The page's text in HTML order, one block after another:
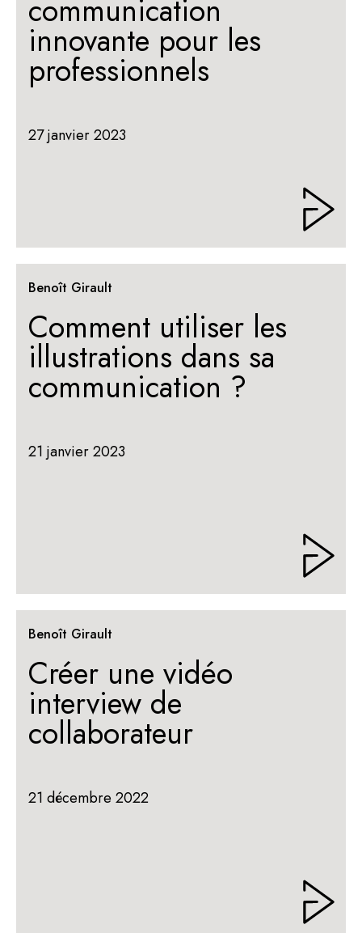
communication
innovante pour les
professionnels
27 janvier 2023
Benoît Girault
Comment utiliser les
illustrations dans sa
communication ?
21 janvier 2023
Benoît Girault
Créer une vidéo
interview de
collaborateur
21 décembre 2022